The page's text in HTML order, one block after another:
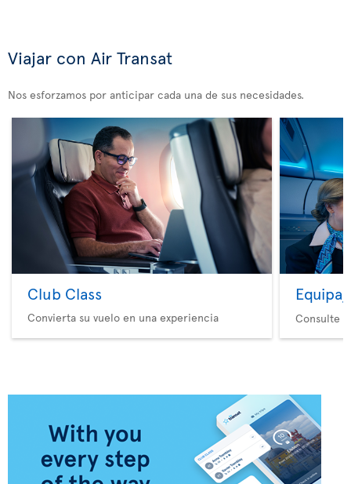
Viajar con Air Transat
Nos esforzamos por anticipar cada una de sus necesidades.
Club Class
Convierta su vuelo en una experiencia Consulte